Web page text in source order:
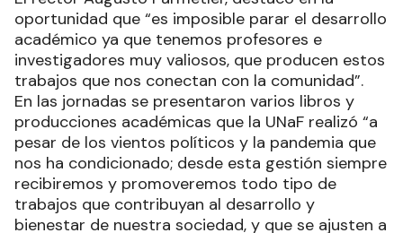
oportunidad que “es imposible parar el desarrollo
académico ya que tenemos profesores e
investigadores muy valiosos, que producen estos
trabajos que nos conectan con la comunidad”.
En las jornadas se presentaron varios libros y
producciones académicas que la UNaF realizó “a
pesar de los vientos políticos y la pandemia que
nos ha condicionado; desde esta gestión siempre
recibiremos y promoveremos todo tipo de
trabajos que contribuyan al desarrollo y
bienestar de nuestra sociedad, y que se ajusten a